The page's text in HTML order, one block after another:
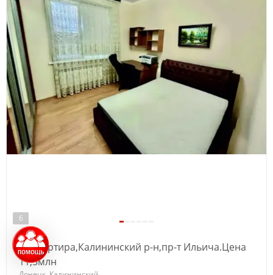
6
2к.квартира,Калининский р-н,пр-т Ильича.Цена
11,5млн